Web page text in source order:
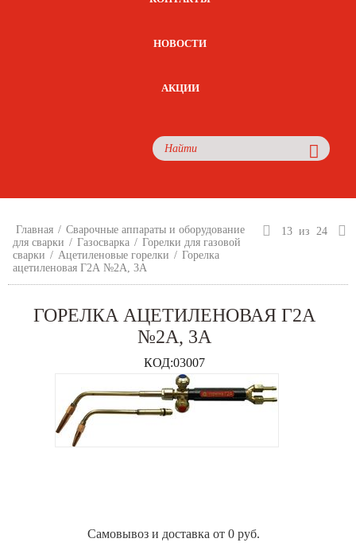
НОВОСТИ
АКЦИИ
Главная / Сварочные аппараты и оборудование
для сварки / Газосварка / Горелки для газовой
сварки / Ацетиленовые горелки / Горелка
ацетиленовая Г2А №2А, 3А
13 из 24
ГОРЕЛКА АЦЕТИЛЕНОВАЯ Г2А
№2А, 3А
КОД:03007
Самовывоз и доставка от 0 руб.